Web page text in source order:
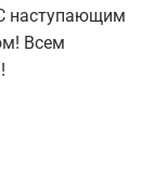
наступающим
Всем